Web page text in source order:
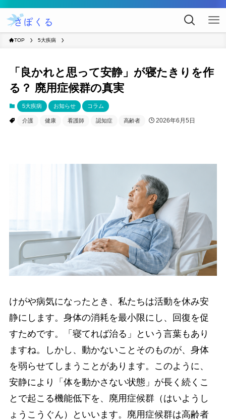
TOP 5大疾病
「良かれと思って安静」が寝たきりを作
る？ 廃用症候群の真実
5大疾病 お知らせ コラム
介護 健康 看護師 認知症 高齢者 2026年6月5日
けがや病気になったとき、私たちは活動を休み安
静にします。身体の消耗を最小限にし、回復を促
すためです。「寝てれば治る」という言葉もあり
ますね。しかし、動かないことそのものが、身体
を弱らせてしまうことがあります。このように、
安静により「体を動かさない状態」が長く続くこ
とで起こる機能低下を、廃用症候群（はいようし
ょうこうぐん）といいます。廃用症候群は高齢者